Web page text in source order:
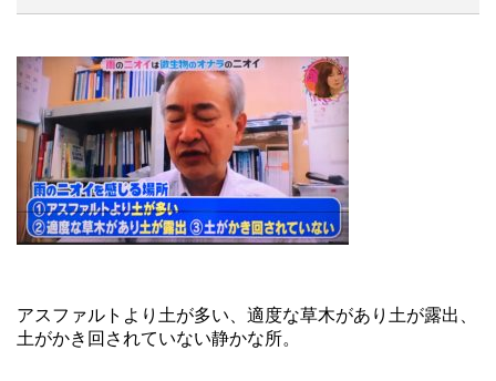
アスファルトより土が多い、適度な草木があり土が露出、
土がかき回されていない静かな所。